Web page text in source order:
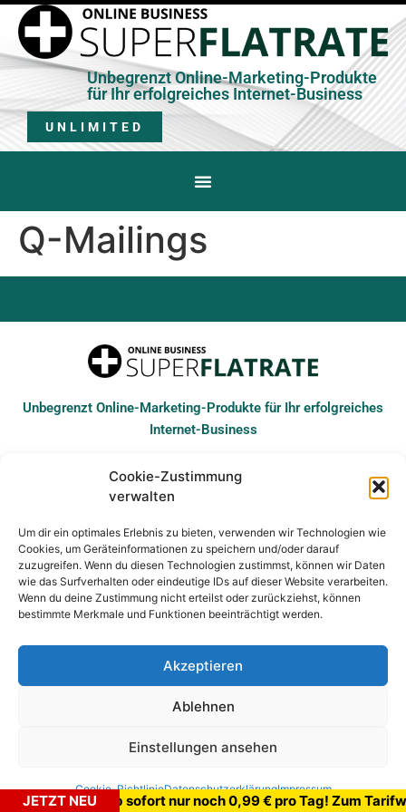
Cookie-Zustimmung
verwalten
Um dir ein optimales Erlebnis zu bieten, verwenden wir Technologien wie
Cookies, um Geräteinformationen zu speichern und/oder darauf
zuzugreifen. Wenn du diesen Technologien zustimmst, können wir Daten
wie das Surfverhalten oder eindeutige IDs auf dieser Website verarbeiten.
Wenn du deine Zustimmung nicht erteilst oder zurückziehst, können
bestimmte Merkmale und Funktionen beeinträchtigt werden.
Akzeptieren
Ablehnen
Einstellungen ansehen
Cookie-RichtlinieDatenschutzerklärungImpressum
Unbegrenzt Online-Marketing-Produkte
für Ihr erfolgreiches Internet-Business
UNLIMITED
Q-Mailings
JETZT NEU
Superflatrate ab sofort nur noch 0,99 € pro Tag! Zum
Unbegrenzt Online-Marketing-Produkte für Ihr erfolgreiches
Internet-Business
© COPYRIGHT ARAREMBE LP - ALLE RECHTE VORBEHALTEN
IMPRESSUM DATENSCHUTZ COOKIE-RICHTLINIE